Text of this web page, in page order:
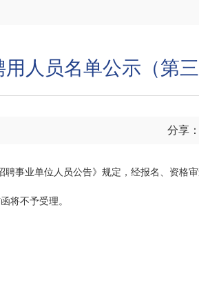
人员名单公示（第三
分享：
事业单位人员公告》规定，经报名、资格
将不予受理。